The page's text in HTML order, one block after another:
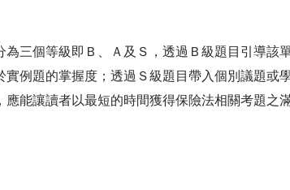
三個等級即Ｂ、Ａ及Ｓ，透過Ｂ級題目引導該
例題的掌握度；透過Ｓ級題目帶入個別議題或
能讓讀者以最短的時間獲得保險法相關考題之滿